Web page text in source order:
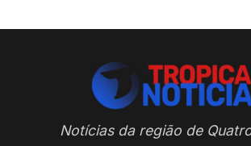
Notícias da região de